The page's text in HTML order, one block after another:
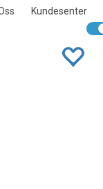
Kundesenter